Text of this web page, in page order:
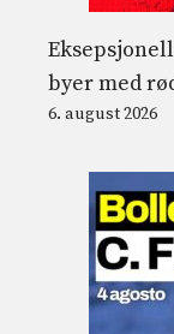
byer med
6. august 2026